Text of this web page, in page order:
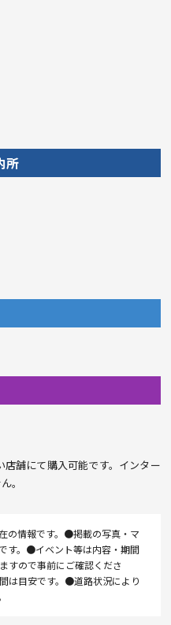
所
舗にて購入可能です。インター
。
の情報です。●掲載の写真・マ
す。●イベント等は内容・期間
すので事前にご確認くださ
は目安です。●道路状況により